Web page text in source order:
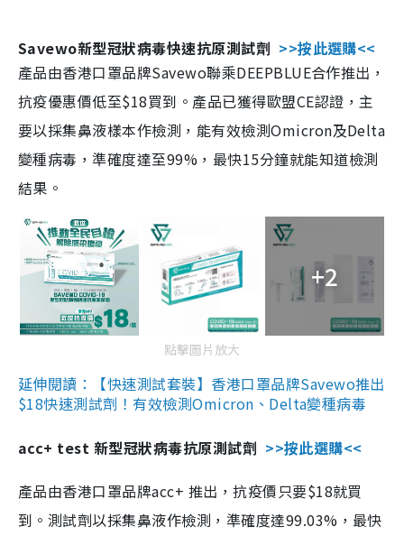
Savewo新型冠狀病毒快速抗原測試劑 >>按此選購<<
產品由香港口罩品牌Savewo聯乘DEEPBLUE合作推出，
抗疫優惠價低至$18買到。產品已獲得歐盟CE認證，主
要以採集鼻液樣本作檢測，能有效檢測Omicron及Delta
變種病毒，準確度達至99%，最快15分鐘就能知道檢測
結果。
+2
點擊圖片放大
延伸閱讀：【快速測試套裝】香港口罩品牌Savewo推出
$18快速測試劑！有效檢測Omicron、Delta變種病毒
acc+ test 新型冠狀病毒抗原測試劑 >>按此選購<<
產品由香港口罩品牌acc+ 推出，抗疫價只要$18就買
到。測試劑以採集鼻液作檢測，準確度達99.03%，最快